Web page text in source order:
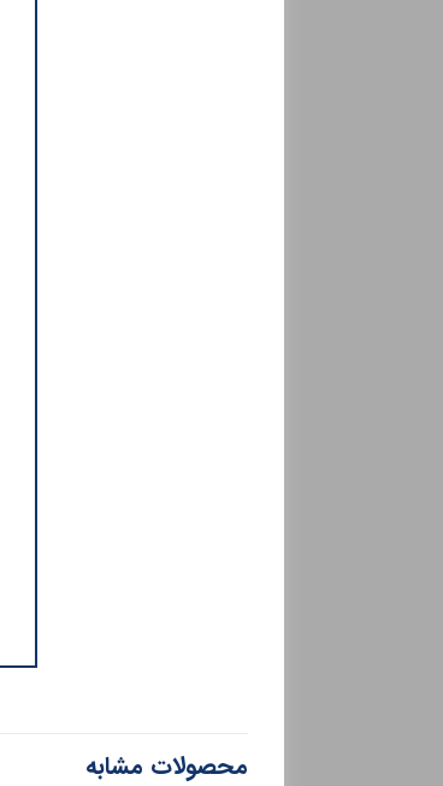
محصولات مشابه